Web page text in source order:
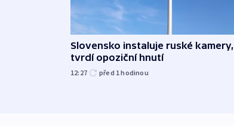
Slovensko instaluje ruské kamery,
tvrdí opoziční hnutí
12:27 před 1hodinou